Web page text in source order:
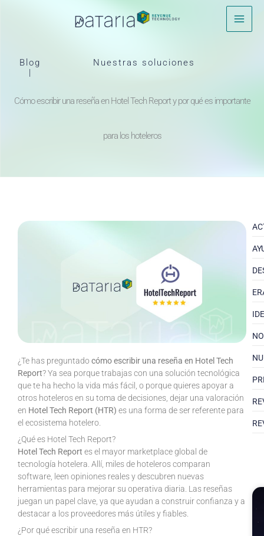
Blog
|
Nuestras soluciones
Cómo escribir una reseña en Hotel Tech Report y por qué es importante
para los hoteleros
¿Te has preguntado cómo escribir una reseña en Hotel Tech
Report? Ya sea porque trabajas con una solución tecnológica
que te ha hecho la vida más fácil, o porque quieres apoyar a
otros hoteleros en su toma de decisiones, dejar una valoración
en Hotel Tech Report (HTR) es una forma de ser referente para
el ecosistema hotelero.
¿Qué es Hotel Tech Report?
Hotel Tech Report es el mayor marketplace global de
tecnología hotelera. Allí, miles de hoteleros comparan
software, leen opiniones reales y descubren nuevas
herramientas para mejorar su operativa diaria. Las reseñas
juegan un papel clave, ya que ayudan a construir confianza y a
destacar a los proveedores más útiles y fiables.
¿Por qué escribir una reseña en HTR?